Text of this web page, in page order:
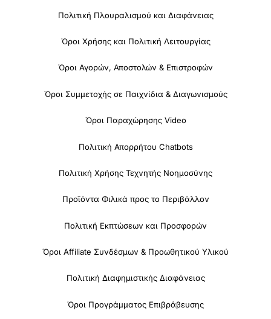
Πολιτική Πλουραλισμού και Διαφάνειας
Όροι Χρήσης και Πολιτική Λειτουργίας
Όροι Αγορών, Αποστολών & Επιστροφών
Όροι Συμμετοχής σε Παιχνίδια & Διαγωνισμούς
Όροι Παραχώρησης Video
Πολιτική Απορρήτου Chatbots
Πολιτική Χρήσης Τεχνητής Νοημοσύνης
Προϊόντα Φιλικά προς το Περιβάλλον
Πολιτική Εκπτώσεων και Προσφορών
Όροι Affiliate Συνδέσμων & Προωθητικού Υλικού
Πολιτική Διαφημιστικής Διαφάνειας
Όροι Προγράμματος Επιβράβευσης